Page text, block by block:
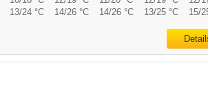
13/24 °C 14/26 °C 14/26 °C 13/25 °C 15/